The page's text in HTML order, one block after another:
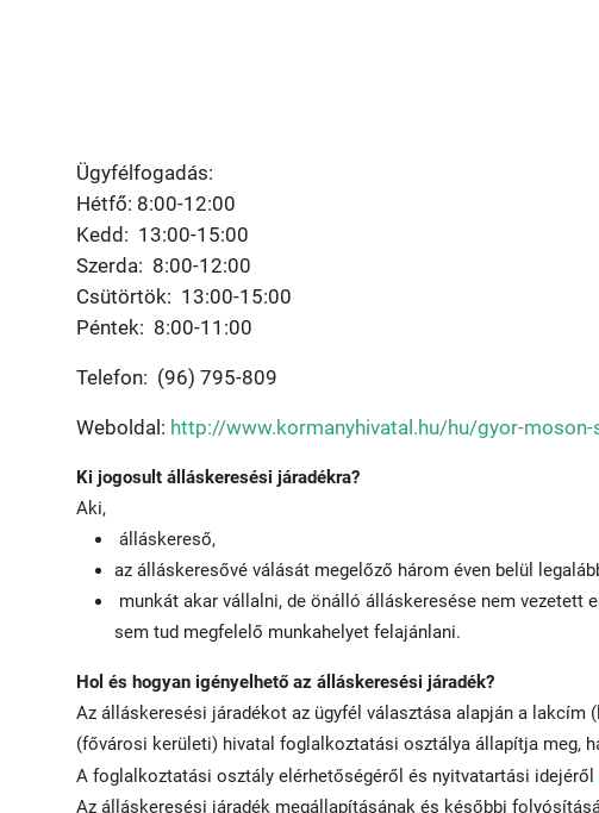
Ügyfélfogadás:
Hétfő: 8:00-12:00
Kedd: 13:00-15:00
Szerda: 8:00-12:00
Csütörtök: 13:00-15:00
Péntek: 8:00-11:00
Telefon: (96) 795-809
Weboldal: http://www.kormanyhivatal.hu/hu/gyor-
Ki jogosult álláskeresési járadékra?
Aki,
álláskereső,
az álláskeresővé válását megelőző három éven belül
munkát akar vállalni, de önálló álláskeresése nem vezetett
sem tud megfelelő munkahelyet felajánlani.
Hol és hogyan igényelhető az álláskeresési járadék?
Az álláskeresési járadékot az ügyfél választása alapján a
(fővárosi kerületi) hivatal foglalkoztatási osztálya állapítja meg,
A foglalkoztatási osztály elérhetőségéről és nyitvatartási idejéről
Az álláskeresési járadék megállapításának és későbbi